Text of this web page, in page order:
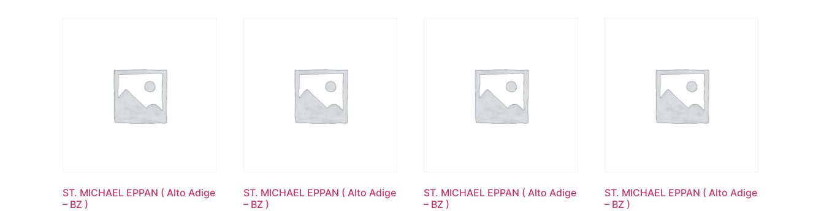
ST. MICHAEL EPPAN ( Alto Adige
– BZ )
ST. MICHAEL EPPAN ( Alto Adige
– BZ )
ST. MICHAEL EPPAN ( Alto Adige
– BZ )
ST. MICHAEL EPPAN ( Alto Adige
– BZ )